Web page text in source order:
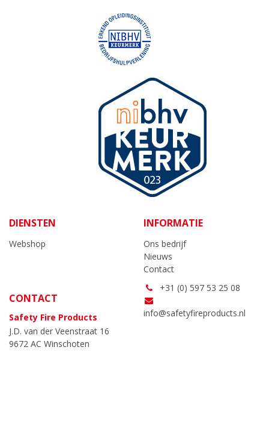
DIENSTEN
Webshop
INFORMATIE
Ons bedrijf
Nieuws
Contact
CONTACT
Safety Fire Products
J.D. van der Veenstraat 16
9672 AC Winschoten
+31 (0) 597 53 25 08
info@safetyfireproducts.nl